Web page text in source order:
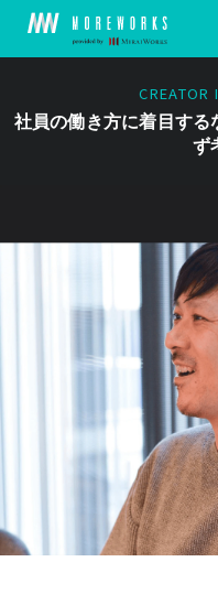
CREATOR
社員の働き方に着目する
ず